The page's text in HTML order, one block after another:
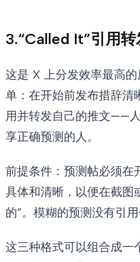
3.“Called It”引用转
这是 X 上分发效率最高
单：在开始前发布措辞清
用并转发自己的推文——
享正确预测的人。
前提条件：预测帖必须在
具体和清晰，以便在截图
的”。模糊的预测没有引用
这三种格式可以组合成一